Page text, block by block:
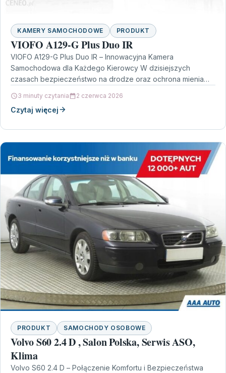
KAMERY SAMOCHODOWE PRODUKT
VIOFO A129-G Plus Duo IR
VIOFO A129-G Plus Duo IR – Innowacyjna Kamera
Samochodowa dla Każdego Kierowcy W dzisiejszych
czasach bezpieczeństwo na drodze oraz ochrona mienia
3 minuty czytania 2 czerwca 2026
Czytaj więcej
PRODUKT SAMOCHODY OSOBOWE
Volvo S60 2.4 D , Salon Polska, Serwis ASO,
Klima
Volvo S60 2.4 D – Połączenie Komfortu i Bezpieczeństwa